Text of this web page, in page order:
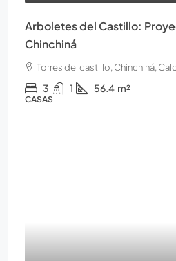
Arboletes del Castillo:
Chinchiná
Torres del castillo, Chinchiná,
3 1 56.4 m²
CASAS